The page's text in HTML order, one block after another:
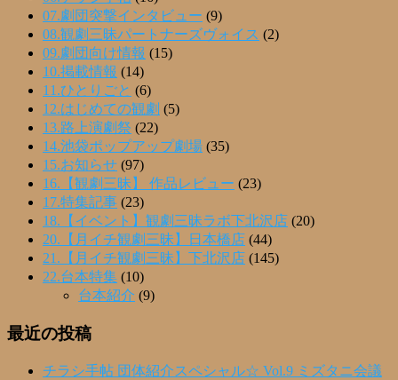
07.劇団突撃インタビュー (9)
08.観劇三昧パートナーズヴォイス (2)
09.劇団向け情報 (15)
10.掲載情報 (14)
11.ひとりごと (6)
12.はじめての観劇 (5)
13.路上演劇祭 (22)
14.池袋ポップアップ劇場 (35)
15.お知らせ (97)
16.【観劇三昧】 作品レビュー (23)
17.特集記事 (23)
18.【イベント】観劇三昧ラボ下北沢店 (20)
20.【月イチ観劇三昧】日本橋店 (44)
21.【月イチ観劇三昧】下北沢店 (145)
22.台本特集 (10)
台本紹介 (9)
最近の投稿
チラシ手帖 団体紹介スペシャル☆ Vol.9 ミズタニ会議